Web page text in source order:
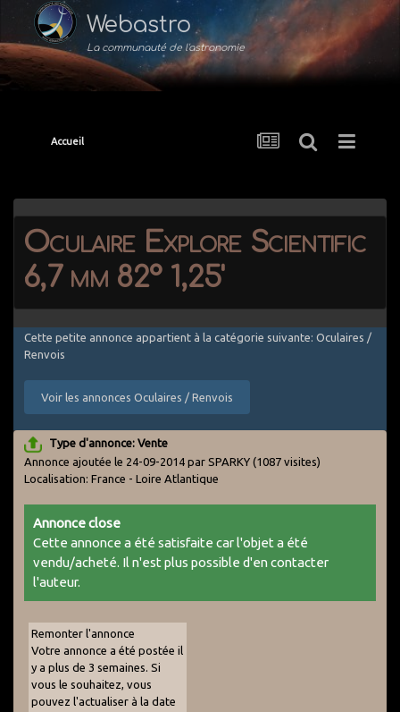
Webastro
La communauté de l'astronomie
Accueil
Oculaire Explore Scientific
6,7 mm 82° 1,25'
Cette petite annonce appartient à la catégorie suivante: Oculaires /
Renvois
Voir les annonces Oculaires / Renvois
Type d'annonce: Vente
Annonce ajoutée le 24-09-2014 par SPARKY (1087 visites)
Localisation: France - Loire Atlantique
Annonce close
Cette annonce a été satisfaite car l'objet a été
vendu/acheté. Il n'est plus possible d'en contacter
l'auteur.
Remonter l'annonce
Votre annonce a été postée il
y a plus de 3 semaines. Si
vous le souhaitez, vous
pouvez l'actualiser à la date